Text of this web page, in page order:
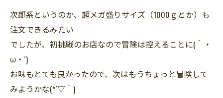
次郎系というのか、超メガ盛りサイズ（1000ｇとか）も
注文できるみたい
でしたが、初挑戦のお店なので冒険は控えることに(｀・
ω・´)
お味もとても良かったので、次はもうちょっと冒険して
みようかな(*´▽｀)